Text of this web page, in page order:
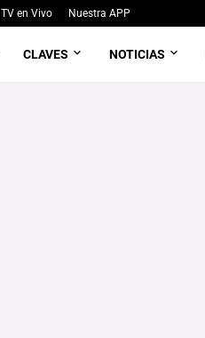
TV en Vivo Nuestra APP
CLAVES NOTICIAS